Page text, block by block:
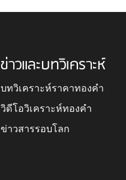
ข่าวและบทวิเคราะห์
บทวิเคราะห์ราคาทองคำ
วิดีโอวิเคราะห์ทองคำ
ข่าวสารรอบโลก